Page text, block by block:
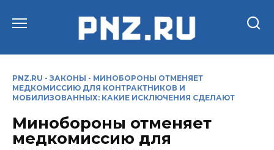
PNZ.RU - ЗАКОНЫ - МИНОБОРОНЫ ОТМЕНЯЕТ
МЕДКОМИССИЮ ДЛЯ КОНТРАКТНИКОВ И
МОБИЛИЗОВАННЫХ: КАКИЕ ИСКЛЮЧЕНИЯ СДЕЛАЮТ
Минобороны отменяет
медкомиссию для